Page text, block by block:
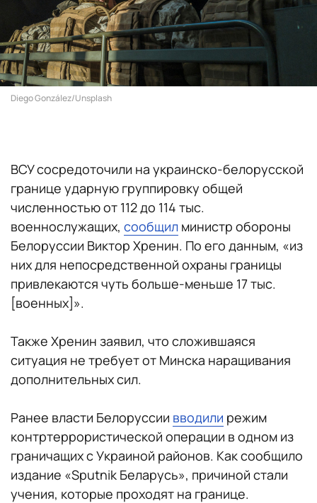
Diego González/Unsplash
ВСУ сосредоточили на украинско-белорусской
границе ударную группировку общей
численностью от 112 до 114 тыс.
военнослужащих, сообщил министр обороны
Белоруссии Виктор Хренин. По его данным, «из
них для непосредственной охраны границы
привлекаются чуть больше-меньше 17 тыс.
[военных]».
Также Хренин заявил, что сложившаяся
ситуация не требует от Минска наращивания
дополнительных сил.
Ранее власти Белоруссии вводили режим
контртеррористической операции в одном из
граничащих с Украиной районов. Как сообщило
издание «Sputnik Беларусь», причиной стали
учения, которые проходят на границе.